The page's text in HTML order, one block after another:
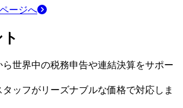
ージへ
世界中の税務申告や連結決算をサポー
ッフがリーズナブルな価格で対応しま